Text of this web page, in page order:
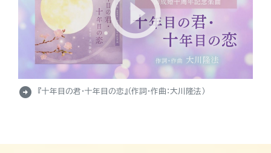
arrow_circle_right 『十年目の君・十年目の恋』（作詞・作曲：大川隆法）